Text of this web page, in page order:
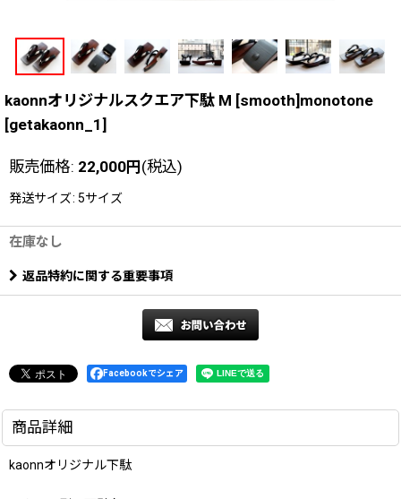
kaonnオリジナルスクエア下駄 M [smooth]monotone
[getakaonn_1]
販売価格: 22,000円(税込)
発送サイズ: 5サイズ
在庫なし
返品特約に関する重要事項
Facebookでシェア
商品詳細
kaonnオリジナル下駄